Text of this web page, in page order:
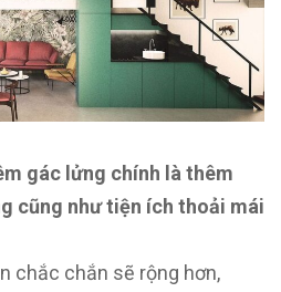
gác lửng chính là thêm
cũng như tiện ích thoải mái
chắc chắn sẽ rộng hơn,